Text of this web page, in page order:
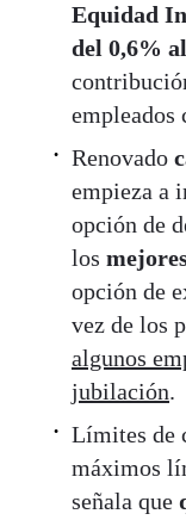
Equidad
del 0,6%
empleados
Renovado
empieza a
opción de
los
opción de
vez de los
algunos
jubilación.
Límites de
máximos
señala que